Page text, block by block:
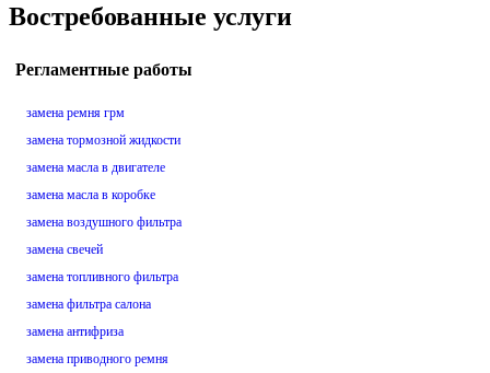
Востребованные услуги
Регламентные работы
замена ремня грм
замена тормозной жидкости
замена масла в двигателе
замена масла в коробке
замена воздушного фильтра
замена свечей
замена топливного фильтра
замена фильтра салона
замена антифриза
замена приводного ремня